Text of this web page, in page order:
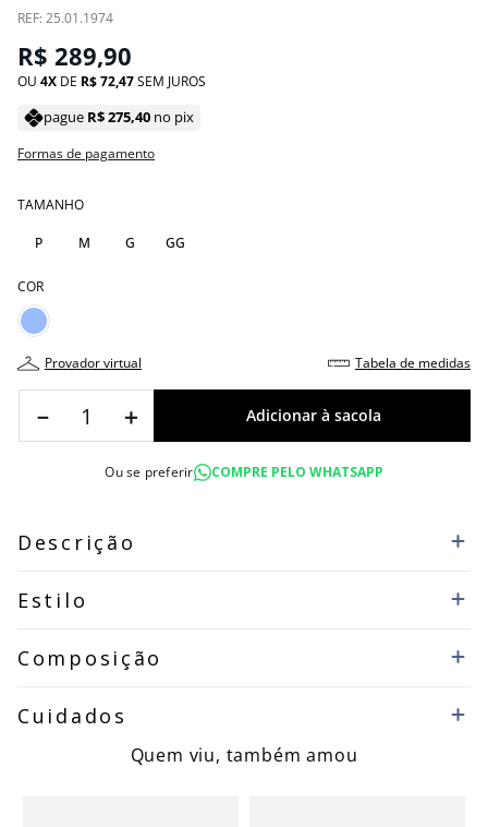
: 25.01.1974
R$ 289,90
OU 4 DE R$72,47SEM JUROS
pague R$275,40 no pix
Formas de pagamento
TAMANHO
P M G GG
COR
provador virtual tabela de medidas
＋
－
Ou se preferir COMPRE PELO WHATSAPP
Descrição
Estilo
Composição
Cuidados
Quem viu, também amou